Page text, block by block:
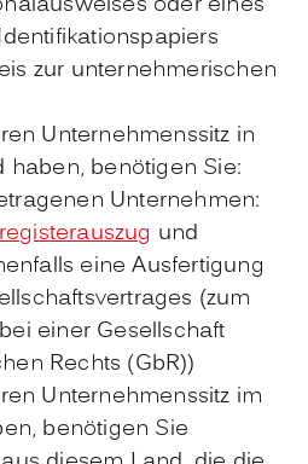
zur unternehmerischen
Unternehmenssitz in
haben, benötigen Sie:
Unternehmen:
und
eine Ausfertigung
(zum
einer Gesellschaft
Rechts (GbR))
Unternehmenssitz im
benötigen Sie